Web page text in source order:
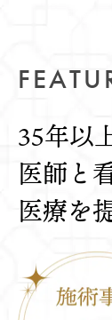
35年以
医師と
医療を